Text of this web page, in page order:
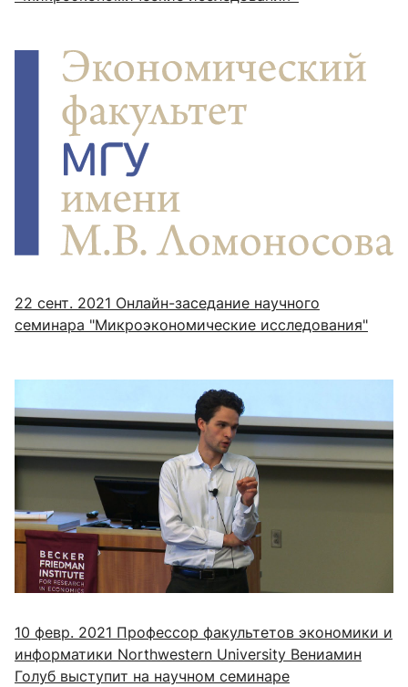
22 сент. 2021 Онлайн-заседание научного
семинара "Микроэкономические исследования"
10 февр. 2021 Профессор факультетов экономики и
информатики Northwestern University Вениамин
Голуб выступит на научном семинаре